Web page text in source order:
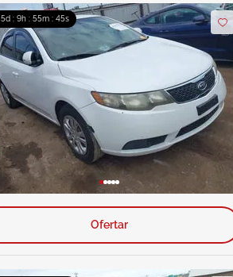
5d : 9h : 55m : 44s
Ofertar